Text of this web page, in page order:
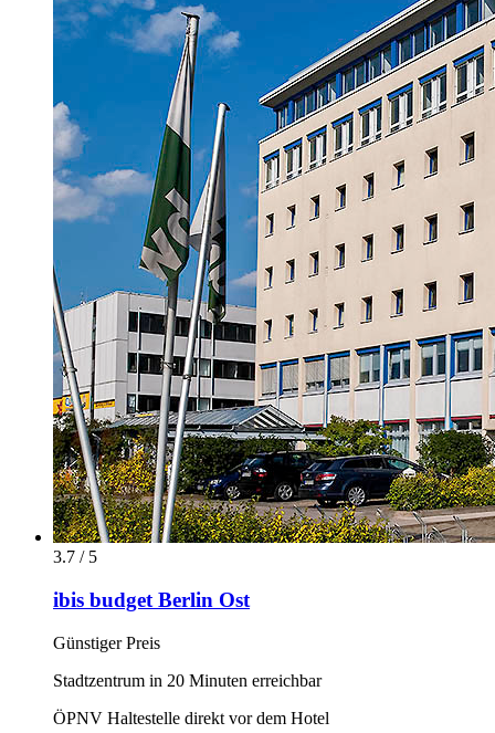
3.7 / 5
ibis budget Berlin Ost
Günstiger Preis
Stadtzentrum in 20 Minuten erreichbar
ÖPNV Haltestelle direkt vor dem Hotel